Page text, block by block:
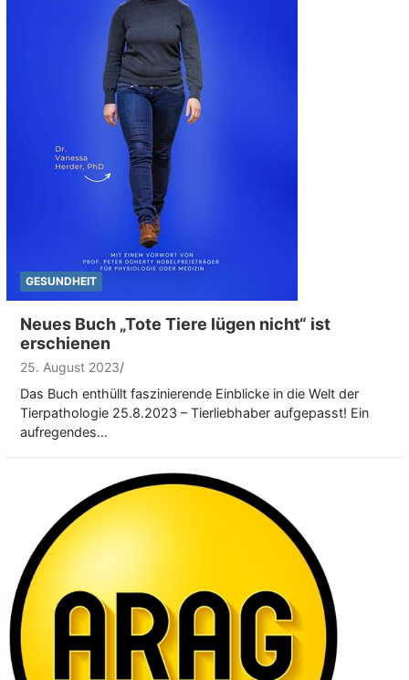
GESUNDHEIT
Neues Buch „Tote Tiere lügen nicht“ ist
erschienen
25. August 2023
Das Buch enthüllt faszinierende Einblicke in die Welt der
Tierpathologie 25.8.2023 – Tierliebhaber aufgepasst! Ein
aufregendes…